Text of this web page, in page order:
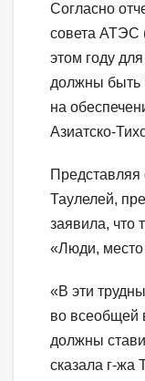
Согласно
совета АТЭС
этом году
должны быть
на
Азиатско-
Представляя
Таулелей,
заявила, что
«Люди, место
«В эти
во всеобщей
должны
сказала г-жа